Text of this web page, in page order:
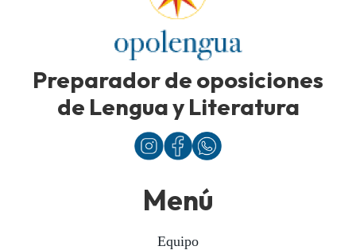
Preparador de oposiciones
de Lengua y Literatura
Menú
Equipo